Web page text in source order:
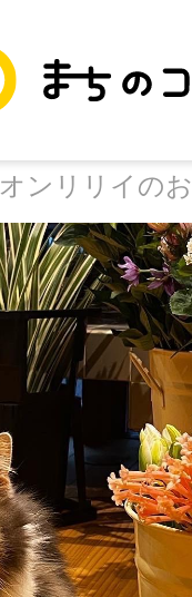
ンリリイの
トップ
ットに